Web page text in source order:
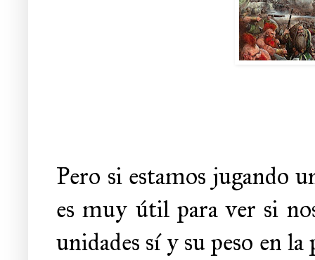
Pero si estamos jugando
es muy útil para ver si
unidades sí y su peso en